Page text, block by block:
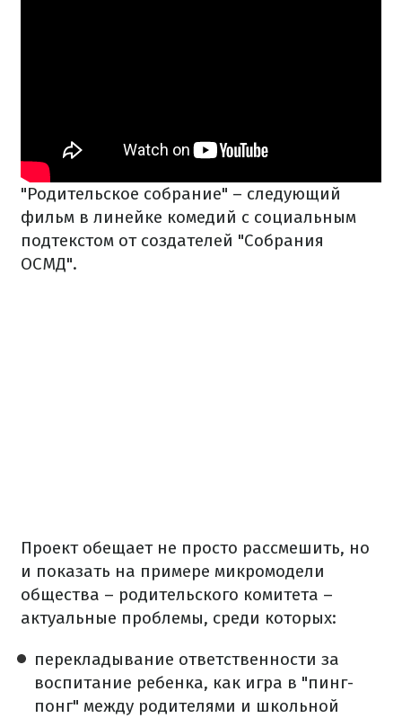
"Родительское собрание" – следующий
фильм в линейке комедий с социальным
подтекстом от создателей "Собрания
ОСМД".
Проект обещает не просто рассмешить, но
и показать на примере микромодели
общества – родительского комитета –
актуальные проблемы, среди которых:
перекладывание ответственности за
воспитание ребенка, как игра в "пинг-
понг" между родителями и школьной